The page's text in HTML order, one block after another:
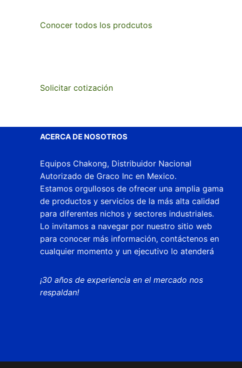
Conocer todos los prodcutos
Solicitar cotización
ACERCA DE NOSOTROS
Equipos Chakong, Distribuidor Nacional
Autorizado de Graco Inc en Mexico.
Estamos orgullosos de ofrecer una amplia gama
de productos y servicios de la más alta calidad
para diferentes nichos y sectores industriales.
Lo invitamos a navegar por nuestro sitio web
para conocer más información, contáctenos en
cualquier momento y un ejecutivo lo atenderá
¡30 años de experiencia en el mercado nos
respaldan!